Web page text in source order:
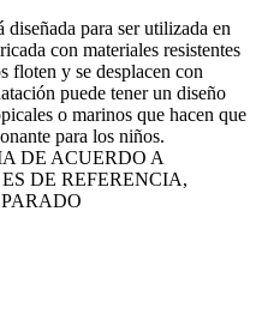
para ser utilizada en
con materiales resistentes
floten y se desplacen con
puede tener un diseño
o marinos que hacen que
para los niños.
DE ACUERDO A
DE REFERENCIA,